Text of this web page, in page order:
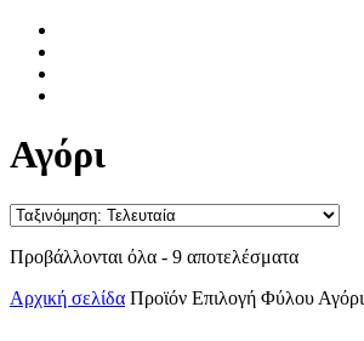
Αγόρι
Προβάλλονται όλα - 9 αποτελέσματαSorted
latest
Αρχική σελίδα Προϊόν Επιλογή Φύλου Αγόρι